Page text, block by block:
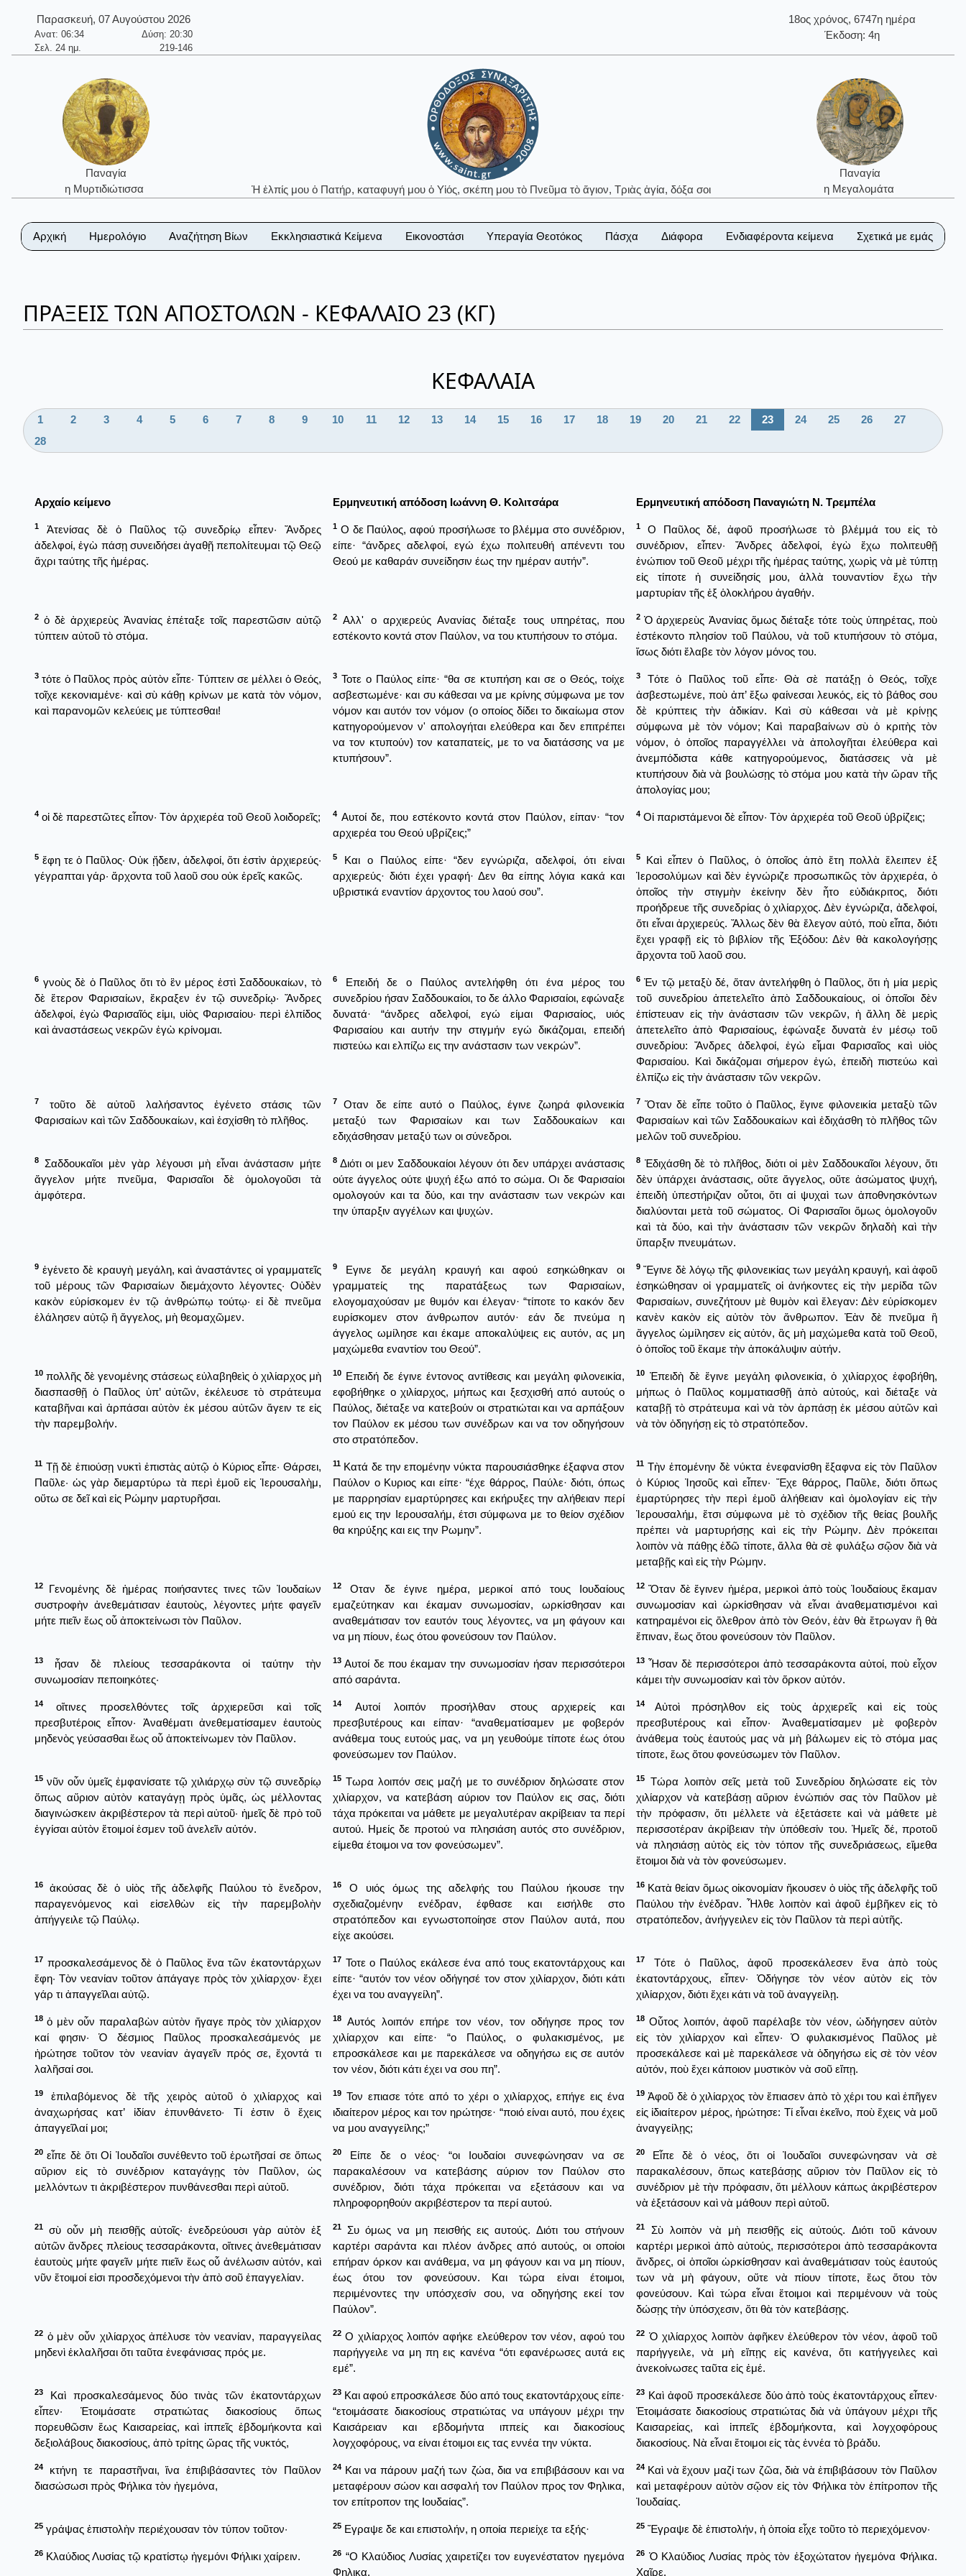
Παρασκευή, 07 Αυγούστου 2026
Ανατ: 06:34
Δύση: 20:30
Σελ. 24 ημ.
219-146
18ος χρόνος, 6747η ημέρα
Έκδοση: 4η
Παναγία
η Μυρτιδιώτισσα
Ἡ ἐλπίς μου ὁ Πατήρ, καταφυγή μου ὁ Υἱός, σκέπη μου τὸ Πνεῦμα τὸ ἅγιον, Τριὰς ἁγία, δόξα σοι
Παναγία
η Μεγαλομάτα
Αρχική Ημερολόγιο Αναζήτηση Βίων Εκκλησιαστικά Κείμενα Εικονοστάσι Υπεραγία Θεοτόκος Πάσχα Διάφορα Ενδιαφέροντα κείμενα Σχετικά με εμάς
ΠΡΑΞΕΙΣ ΤΩΝ ΑΠΟΣΤΟΛΩΝ - ΚΕΦΑΛΑΙΟ 23 (ΚΓ)
ΚΕΦΑΛΑΙΑ
1 2 3 4 5 6 7 8 9 10 11 12 13 14 15 16 17 18 19 20 21 22 23 24 25 26
27
28
Αρχαίο κείμενο Ερμηνευτική απόδοση Ιωάννη Θ. Κολιτσάρα Ερμηνευτική απόδοση Παναγιώτη Ν. Τρεμπέλα
1
Ἀτενίσας δὲ ὁ Παῦλος τῷ συνεδρίῳ εἶπεν· Ἄνδρες
ἀδελφοί, ἐγὼ πάσῃ συνειδήσει ἀγαθῇ πεπολίτευμαι τῷ Θεῷ
ἄχρι ταύτης τῆς ἡμέρας.
1 Ο δε Παύλος, αφού προσήλωσε το βλέμμα στο συνέδριον,
είπε· “άνδρες αδελφοί, εγώ έχω πολιτευθή απένεντι του
Θεού με καθαράν συνείδησιν έως την ημέραν αυτήν”.
1
Ο Παῦλος δέ, ἀφοῦ προσήλωσε τὸ βλέμμά του εἰς τὸ
συνέδριον, εἶπεν· Ἄνδρες ἀδελφοί, ἐγὼ ἔχω πολιτευθῇ
ἐνώπιον τοῦ Θεοῦ μέχρι τῆς ἡμέρας ταύτης, χωρὶς νὰ μὲ τύπτῃ
εἰς τίποτε ἡ συνείδησίς μου, ἀλλὰ τουναντίον ἔχω τὴν
μαρτυρίαν τῆς ἐξ ὁλοκλήρου ἀγαθήν.
2 ὁ δὲ ἀρχιερεὺς Ἀνανίας ἐπέταξε τοῖς παρεστῶσιν αὐτῷ
τύπτειν αὐτοῦ τὸ στόμα.
2
Αλλ' ο αρχιερεύς Ανανίας διέταξε τους υπηρέτας, που
εστέκοντο κοντά στον Παύλον, να του κτυπήσουν το στόμα.
2 Ὁ ἀρχιερεὺς Ἀνανίας ὅμως διέταξε τότε τοὺς ὑπηρέτας, ποὺ
ἐστέκοντο πλησίον τοῦ Παύλου, νὰ τοῦ κτυπήσουν τὸ στόμα,
ἴσως διότι ἔλαβε τὸν λόγον μόνος του.
3 τότε ὁ Παῦλος πρὸς αὐτὸν εἶπε· Τύπτειν σε μέλλει ὁ Θεός,
τοῖχε κεκονιαμένε· καὶ σὺ κάθῃ κρίνων με κατὰ τὸν νόμον,
καὶ παρανομῶν κελεύεις με τύπτεσθαι!
3 Τοτε ο Παύλος είπε· “θα σε κτυπήση και σε ο Θεός, τοίχε
ασβεστωμένε· και συ κάθεσαι να με κρίνης σύμφωνα με τον
νόμον και αυτόν τον νόμον (ο οποίος δίδει το δικαίωμα στον
κατηγορούμενον ν' απολογήται ελεύθερα και δεν επιτρέπει
να τον κτυπούν) τον καταπατείς, με το να διατάσσης να με
κτυπήσουν”.
3
Τότε ὁ Παῦλος τοῦ εἶπε· Θὰ σὲ πατάξῃ ὁ Θεός, τοῖχε
ἀσβεστωμένε, ποὺ ἀπ’ ἔξω φαίνεσαι λευκός, εἰς τὸ βάθος σου
δὲ κρύπτεις τὴν ἀδικίαν. Καὶ σὺ κάθεσαι νὰ μὲ κρίνῃς
σύμφωνα μὲ τὸν νόμον; Καὶ παραβαίνων σὺ ὁ κριτὴς τὸν
νόμον, ὁ ὁποῖος παραγγέλλει νὰ ἀπολογῆται ἐλεύθερα καὶ
ἀνεμπόδιστα κάθε κατηγορούμενος, διατάσσεις νὰ μὲ
κτυπήσουν διὰ νὰ βουλώσῃς τὸ στόμα μου κατὰ τὴν ὥραν τῆς
ἀπολογίας μου;
4 οἱ δὲ παρεστῶτες εἶπον· Τὸν ἀρχιερέα τοῦ Θεοῦ λοιδορεῖς; 4 Αυτοί δε, που εστέκοντο κοντά στον Παύλον, είπαν· “τον
αρχιερέα του Θεού υβρίζεις;”
4 Οἱ παριστάμενοι δὲ εἶπον· Τὸν ἀρχιερέα τοῦ Θεοῦ ὑβρίζεις;
5 ἔφη τε ὁ Παῦλος· Οὐκ ᾔδειν, ἀδελφοί, ὅτι ἐστὶν ἀρχιερεύς·
γέγραπται γάρ· ἄρχοντα τοῦ λαοῦ σου οὐκ ἐρεῖς κακῶς.
5
Και ο Παύλος είπε· “δεν εγνώριζα, αδελφοί, ότι είναι
αρχιερεύς· διότι έχει γραφή· Δεν θα είπης λόγια κακά και
υβριστικά εναντίον άρχοντος του λαού σου”.
5
Καὶ εἶπεν ὁ Παῦλος, ὁ ὁποῖος ἀπὸ ἔτη πολλὰ ἔλειπεν ἐξ
Ἱεροσολύμων καὶ δὲν ἐγνώριζε προσωπικῶς τὸν ἀρχιερέα, ὁ
ὁποῖος τὴν στιγμὴν ἐκείνην δὲν ἦτο εὐδιάκριτος, διότι
προήδρευε τῆς συνεδρίας ὁ χιλίαρχος. Δὲν ἐγνώριζα, ἀδελφοί,
ὅτι εἶναι ἀρχιερεύς. Ἄλλως δὲν θὰ ἔλεγον αὐτό, ποὺ εἶπα, διότι
ἔχει γραφῇ εἰς τὸ βιβλίον τῆς Ἐξόδου: Δὲν θὰ κακολογήσῃς
ἄρχοντα τοῦ λαοῦ σου.
6 γνοὺς δὲ ὁ Παῦλος ὅτι τὸ ἓν μέρος ἐστὶ Σαδδουκαίων, τὸ
δὲ ἕτερον Φαρισαίων, ἔκραξεν ἐν τῷ συνεδρίῳ· Ἄνδρες
ἀδελφοί, ἐγὼ Φαρισαῖός εἰμι, υἱὸς Φαρισαίου· περὶ ἐλπίδος
καὶ ἀναστάσεως νεκρῶν ἐγὼ κρίνομαι.
6
Επειδή δε ο Παύλος αντελήφθη ότι ένα μέρος του
συνεδρίου ήσαν Σαδδουκαίοι, το δε άλλο Φαρισαίοι, εφώναξε
δυνατά· “άνδρες αδελφοί, εγώ είμαι Φαρισαίος, υιός
Φαρισαίου και αυτήν την στιγμήν εγώ δικάζομαι, επειδή
πιστεύω και ελπίζω εις την ανάστασιν των νεκρών”.
6 Ἐν τῷ μεταξὺ δέ, ὅταν ἀντελήφθη ὁ Παῦλος, ὅτι ἡ μία μερὶς
τοῦ συνεδρίου ἀπετελεῖτο ἀπὸ Σαδδουκαίους, οἱ ὁποῖοι δὲν
ἐπίστευαν εἰς τὴν ἀνάστασιν τῶν νεκρῶν, ἡ ἄλλη δὲ μερὶς
ἀπετελεῖτο ἀπὸ Φαρισαίους, ἐφώναξε δυνατὰ ἐν μέσῳ τοῦ
συνεδρίου: Ἄνδρες ἀδελφοί, ἐγὼ εἶμαι Φαρισαῖος καὶ υἱὸς
Φαρισαίου. Καὶ δικάζομαι σήμερον ἐγώ, ἐπειδὴ πιστεύω καὶ
ἐλπίζω εἰς τὴν ἀνάστασιν τῶν νεκρῶν.
7
τοῦτο δὲ αὐτοῦ λαλήσαντος ἐγένετο στάσις τῶν
Φαρισαίων καὶ τῶν Σαδδουκαίων, καὶ ἐσχίσθη τὸ πλῆθος.
7
Οταν δε είπε αυτό ο Παύλος, έγινε ζωηρά φιλονεικία
μεταξύ των Φαρισαίων και των Σαδδουκαίων και
εδιχάσθησαν μεταξύ των οι σύνεδροι.
7 Ὅταν δὲ εἶπε τοῦτο ὁ Παῦλος, ἔγινε φιλονεικία μεταξὺ τῶν
Φαρισαίων καὶ τῶν Σαδδουκαίων καὶ ἐδιχάσθη τὸ πλῆθος τῶν
μελῶν τοῦ συνεδρίου.
8
Σαδδουκαῖοι μὲν γὰρ λέγουσι μὴ εἶναι ἀνάστασιν μήτε
ἄγγελον μήτε πνεῦμα, Φαρισαῖοι δὲ ὁμολογοῦσι τὰ
ἀμφότερα.
8 Διότι οι μεν Σαδδουκαίοι λέγουν ότι δεν υπάρχει ανάστασις
ούτε άγγελος ούτε ψυχή έξω από το σώμα. Οι δε Φαρισαίοι
ομολογούν και τα δύο, και την ανάστασιν των νεκρών και
την ύπαρξιν αγγέλων και ψυχών.
8 Ἐδιχάσθη δὲ τὸ πλῆθος, διότι οἱ μὲν Σαδδουκαῖοι λέγουν, ὅτι
δὲν ὑπάρχει ἀνάστασις, οὔτε ἄγγελος, οὔτε ἀσώματος ψυχή,
ἐπειδὴ ὑπεστήριζαν οὗτοι, ὅτι αἱ ψυχαὶ των ἀποθνησκόντων
διαλύονται μετὰ τοῦ σώματος. Οἱ Φαρισαῖοι ὅμως ὁμολογοῦν
καὶ τὰ δύο, καὶ τὴν ἀνάστασιν τῶν νεκρῶν δηλαδὴ καὶ τὴν
ὕπαρξιν πνευμάτων.
9 ἐγένετο δὲ κραυγὴ μεγάλη, καὶ ἀναστάντες οἱ γραμματεῖς
τοῦ μέρους τῶν Φαρισαίων διεμάχοντο λέγοντες· Οὐδὲν
κακὸν εὑρίσκομεν ἐν τῷ ἀνθρώπῳ τούτῳ· εἰ δὲ πνεῦμα
ἐλάλησεν αὐτῷ ἢ ἄγγελος, μὴ θεομαχῶμεν.
9
Εγινε δε μεγάλη κραυγή και αφού εσηκώθηκαν οι
γραμματείς της παρατάξεως των Φαρισαίων,
ελογομαχούσαν με θυμόν και έλεγαν· “τίποτε το κακόν δεν
ευρίσκομεν στον άνθρωπον αυτόν· εάν δε πνεύμα η
άγγελος ωμίλησε και έκαμε αποκαλύψεις εις αυτόν, ας μη
μαχώμεθα εναντίον του Θεού”.
9 Ἔγινε δὲ λόγῳ τῆς φιλονεικίας των μεγάλη κραυγή, καὶ ἀφοῦ
ἐσηκώθησαν οἱ γραμματεῖς οἱ ἀνήκοντες εἱς τὴν μερίδα τῶν
Φαρισαίων, συνεζήτουν μὲ θυμὸν καὶ ἔλεγαν: Δὲν εὑρίσκομεν
κανὲν κακὸν εἰς αὐτὸν τὸν ἄνθρωπον. Ἐὰν δὲ πνεῦμα ἢ
ἄγγελος ὡμίλησεν εἰς αὐτόν, ἂς μὴ μαχώμεθα κατὰ τοῦ Θεοῦ,
ὁ ὁποῖος τοῦ ἔκαμε τὴν ἀποκάλυψιν αὐτήν.
10 πολλῆς δὲ γενομένης στάσεως εὐλαβηθεὶς ὁ χιλίαρχος μὴ
διασπασθῇ ὁ Παῦλος ὑπ’ αὐτῶν, ἐκέλευσε τὸ στράτευμα
καταβῆναι καὶ ἁρπάσαι αὐτὸν ἐκ μέσου αὐτῶν ἄγειν τε εἰς
τὴν παρεμβολήν.
10 Επειδή δε έγινε έντονος αντίθεσις και μεγάλη φιλονεικία,
εφοβήθηκε ο χιλίαρχος, μήπως και ξεσχισθή από αυτούς ο
Παύλος, διέταξε να κατεβούν οι στρατιώται και να αρπάξουν
τον Παύλον εκ μέσου των συνέδρων και να τον οδηγήσουν
στο στρατόπεδον.
10 Ἐπειδὴ δὲ ἔγινε μεγάλη φιλονεικία, ὁ χιλίαρχος ἐφοβήθη,
μήπως ὁ Παῦλος κομματιασθῇ ἀπὸ αὐτούς, καὶ διέταξε νὰ
καταβῇ τὸ στράτευμα καὶ νὰ τὸν ἁρπάσῃ ἐκ μέσου αὐτῶν καὶ
νὰ τὸν ὁδηγήσῃ εἰς τὸ στρατόπεδον.
11 Τῇ δὲ ἐπιούσῃ νυκτὶ ἐπιστὰς αὐτῷ ὁ Κύριος εἶπε· Θάρσει,
Παῦλε· ὡς γὰρ διεμαρτύρω τὰ περὶ ἐμοῦ εἰς Ἱερουσαλὴμ,
οὕτω σε δεῖ καὶ εἰς Ρώμην μαρτυρῆσαι.
11 Κατά δε την επομένην νύκτα παρουσιάσθηκε έξαφνα στον
Παύλον ο Κυριος και είπε· “έχε θάρρος, Παύλε· διότι, όπως
με παρρησίαν εμαρτύρησες και εκήρυξες την αλήθειαν περί
εμού εις την Ιερουσαλήμ, έτσι σύμφωνα με το θείον σχέδιον
θα κηρύξης και εις την Ρωμην”.
11 Τὴν ἑπομένην δὲ νύκτα ἐνεφανίσθη ἔξαφνα εἰς τὸν Παῦλον
ὁ Κύριος Ἰησοῦς καὶ εἶπεν· Ἔχε θάρρος, Παῦλε, διότι ὅπως
ἑμαρτύρησες τὴν περὶ ἐμοῦ ἀλήθειαν καὶ ὁμολογίαν εἰς τὴν
Ἱερουσαλήμ, ἔτσι σύμφωνα μὲ τὸ σχέδιον τῆς θείας βουλῆς
πρέπει νὰ μαρτυρήσῃς καὶ εἰς τὴν Ρώμην. Δὲν πρόκειται
λοιπὸν νὰ πάθῃς ἐδῶ τίποτε, ἄλλα θὰ σὲ φυλάξω σῷον διὰ νὰ
μεταβῇς καὶ εἰς τὴν Ρώμην.
12
Γενομένης δὲ ἡμέρας ποιήσαντες τινες τῶν Ἰουδαίων
συστροφὴν ἀνεθεμάτισαν ἑαυτοὺς, λέγοντες μήτε φαγεῖν
μήτε πιεῖν ἕως οὗ ἀποκτείνωσι τὸν Παῦλον.
12
Οταν δε έγινε ημέρα, μερικοί από τους Ιουδαίους
εμαζεύτηκαν και έκαμαν συνωμοσίαν, ωρκίσθησαν και
αναθεμάτισαν τον εαυτόν τους λέγοντες, να μη φάγουν και
να μη πίουν, έως ότου φονεύσουν τον Παύλον.
12 Ὅταν δὲ ἔγινεν ἡμέρα, μερικοὶ ἀπὸ τοὺς Ἰουδαίους ἔκαμαν
συνωμοσίαν καὶ ὡρκίσθησαν νὰ εἶναι ἀναθεματισμένοι καὶ
κατηραμένοι εἰς ὅλεθρον ἀπὸ τὸν Θεόν, ἐὰν θὰ ἔτρωγαν ἢ θὰ
ἔπιναν, ἕως ὅτου φονεύσουν τὸν Παῦλον.
13
ἦσαν δὲ πλείους τεσσαράκοντα οἱ ταύτην τὴν
συνωμοσίαν πεποιηκότες·
13 Αυτοί δε που έκαμαν την συνωμοσίαν ήσαν περισσότεροι
από σαράντα.
13 Ἦσαν δὲ περισσότεροι ἀπὸ τεσσαράκοντα αὐτοί, ποὺ εἶχον
κάμει τὴν συνωμοσίαν καὶ τὸν ὅρκον αὐτόν.
14
οἵτινες προσελθόντες τοῖς ἀρχιερεῦσι καὶ τοῖς
πρεσβυτέροις εἶπον· Ἀναθέματι ἀνεθεματίσαμεν ἑαυτοὺς
μηδενὸς γεύσασθαι ἕως οὗ ἀποκτείνωμεν τὸν Παῦλον.
14
Αυτοί λοιπόν προσήλθαν στους αρχιερείς και
πρεσβυτέρους και είπαν· “αναθεματίσαμεν με φοβερόν
ανάθεμα τους ευτούς μας, να μη γευθούμε τίποτε έως ότου
φονεύσωμεν τον Παύλον.
14
Αὐτοὶ πρόσηλθον εἰς τοὺς ἀρχιερεῖς καὶ εἰς τοὺς
πρεσβυτέρους καὶ εἶπον· Ἀναθεματίσαμεν μὲ φοβερὸν
ἀνάθεμα τοὺς ἑαυτούς μας νὰ μὴ βάλωμεν εἰς τὸ στόμα μας
τίποτε, ἕως ὅτου φονεύσωμεν τὸν Παῦλον.
15 νῦν οὖν ὑμεῖς ἐμφανίσατε τῷ χιλιάρχῳ σὺν τῷ συνεδρίῳ
ὅπως αὔριον αὐτὸν καταγάγῃ πρὸς ὑμᾶς, ὡς μέλλοντας
διαγινώσκειν ἀκριβέστερον τὰ περὶ αὐτοῦ· ἡμεῖς δὲ πρὸ τοῦ
ἐγγίσαι αὐτὸν ἕτοιμοί ἐσμεν τοῦ ἀνελεῖν αὐτόν.
15 Τωρα λοιπόν σεις μαζή με το συνέδριον δηλώσατε στον
χιλίαρχον, να κατεβάση αύριον τον Παύλον εις σας, διότι
τάχα πρόκειται να μάθετε με μεγαλυτέραν ακρίβειαν τα περί
αυτού. Ημείς δε προτού να πλησιάση αυτός στο συνέδριον,
είμεθα έτοιμοι να τον φονεύσωμεν”.
15
Τώρα λοιπὸν σεῖς μετὰ τοῦ Συνεδρίου δηλώσατε εἰς τὸν
χιλίαρχον νὰ κατεβάσῃ αὕριον ἐνώπιόν σας τὸν Παῦλον μὲ
τὴν πρόφασιν, ὅτι μέλλετε νὰ ἐξετάσετε καὶ νὰ μάθετε μὲ
περισσοτέραν ἀκρίβειαν τὴν ὑπόθεσίν του. Ἡμεῖς δέ, προτοῦ
νὰ πλησιάσῃ αὐτὸς εἰς τὸν τόπον τῆς συνεδριάσεως, εἴμεθα
ἕτοιμοι διὰ νὰ τὸν φονεύσωμεν.
16
ἀκούσας δὲ ὁ υἱὸς τῆς ἀδελφῆς Παύλου τὸ ἔνεδρον,
παραγενόμενος καὶ εἰσελθὼν εἰς τὴν παρεμβολὴν
ἀπήγγειλε τῷ Παύλῳ.
16
Ο υιός όμως της αδελφής του Παύλου ήκουσε την
σχεδιαζομένην ενέδραν, έφθασε και εισήλθε στο
στρατόπεδον και εγνωστοποίησε στον Παύλον αυτά, που
είχε ακούσει.
16 Κατὰ θείαν ὅμως οἰκονομίαν ἤκουσεν ὁ υἱὸς τῆς ἀδελφῆς τοῦ
Παύλου τὴν ἐνέδραν. Ἦλθε λοιπὸν καὶ ἀφοῦ ἐμβῆκεν εἰς τὸ
στρατόπεδον, ἀνήγγειλεν εἰς τὸν Παῦλον τὰ περὶ αὐτῆς.
17 προσκαλεσάμενος δὲ ὁ Παῦλος ἕνα τῶν ἑκατοντάρχων
ἔφη· Τὸν νεανίαν τοῦτον ἀπάγαγε πρὸς τὸν χιλίαρχον· ἔχει
γάρ τι ἀπαγγεῖλαι αὐτῷ.
17 Τοτε ο Παύλος εκάλεσε ένα από τους εκατοντάρχους και
είπε· “αυτόν τον νέον οδήγησέ τον στον χιλίαρχον, διότι κάτι
έχει να του αναγγείλη”.
17
Τότε ὁ Παῦλος, ἀφοῦ προσεκάλεσεν ἕνα ἀπὸ τοὺς
ἑκατοντάρχους, εἶπεν· Ὁδήγησε τὸν νέον αὐτὸν εἰς τὸν
χιλίαρχον, διότι ἔχει κάτι νὰ τοῦ ἀναγγείλῃ.
18 ὁ μὲν οὖν παραλαβὼν αὐτὸν ἤγαγε πρὸς τὸν χιλίαρχον
καί φησιν· Ὁ δέσμιος Παῦλος προσκαλεσάμενός με
ἠρώτησε τοῦτον τὸν νεανίαν ἀγαγεῖν πρός σε, ἔχοντά τι
λαλῆσαί σοι.
18
Αυτός λοιπόν επήρε τον νέον, τον οδήγησε προς τον
χιλίαρχον και είπε· “ο Παύλος, ο φυλακισμένος, με
επροσκάλεσε και με παρεκάλεσε να οδηγήσω εις σε αυτόν
τον νέον, διότι κάτι έχει να σου πη”.
18 Οὗτος λοιπόν, ἀφοῦ παρέλαβε τὸν νέον, ὠδήγησεν αὐτὸν
εἰς τὸν χιλίαρχον καὶ εἶπεν· Ὁ φυλακισμένος Παῦλος μὲ
προσεκάλεσε καὶ μὲ παρεκάλεσε νὰ ὁδηγήσω εἰς σὲ τὸν νέον
αὐτόν, ποὺ ἔχει κάποιον μυστικὸν νὰ σοῦ εἴπῃ.
19
ἐπιλαβόμενος δὲ τῆς χειρὸς αὐτοῦ ὁ χιλίαρχος καὶ
ἀναχωρήσας κατ’ ἰδίαν ἐπυνθάνετο· Τί ἐστιν ὃ ἔχεις
ἀπαγγεῖλαί μοι;
19 Τον επιασε τότε από το χέρι ο χιλίαρχος, επήγε εις ένα
ιδιαίτερον μέρος και τον ηρώτησε· “ποιό είναι αυτό, που έχεις
να μου αναγγείλης;”
19 Ἀφοῦ δὲ ὁ χιλίαρχος τὸν ἔπιασεν ἀπὸ τὸ χέρι του καὶ ἐπῆγεν
εἰς ἰδιαίτερον μέρος, ἠρώτησε: Τί εἶναι ἐκεῖνο, ποὺ ἔχεις νὰ μοῦ
ἀναγγείλῃς;
20 εἶπε δὲ ὅτι Οἱ Ἰουδαῖοι συνέθεντο τοῦ ἐρωτῆσαί σε ὅπως
αὔριον εἰς τὸ συνέδριον καταγάγῃς τὸν Παῦλον, ὡς
μελλόντων τι ἀκριβέστερον πυνθάνεσθαι περὶ αὐτοῦ.
20
Είπε δε ο νέος· “οι Ιουδαίοι συνεφώνησαν να σε
παρακαλέσουν να κατεβάσης αύριον τον Παύλον στο
συνέδριον, διότι τάχα πρόκειται να εξετάσουν και να
πληροφορηθούν ακριβέστερον τα περί αυτού.
20
Εἶπε δὲ ὁ νέος, ὅτι οἱ Ἰουδαῖοι συνεφώνησαν νὰ σὲ
παρακαλέσουν, ὅπως κατεβάσῃς αὔριον τὸν Παῦλον εἰς τὸ
συνέδριον μὲ τὴν πρόφασιν, ὅτι μέλλουν κάπως ἀκριβέστερον
νὰ ἐξετάσουν καὶ νὰ μάθουν περὶ αὐτοῦ.
21
σὺ οὖν μὴ πεισθῇς αὐτοῖς· ἐνεδρεύουσι γὰρ αὐτὸν ἐξ
αὐτῶν ἄνδρες πλείους τεσσαράκοντα, οἵτινες ἀνεθεμάτισαν
ἑαυτοὺς μήτε φαγεῖν μήτε πιεῖν ἕως οὗ ἀνέλωσιν αὐτόν, καὶ
νῦν ἕτοιμοί εἰσι προσδεχόμενοι τὴν ἀπὸ σοῦ ἐπαγγελίαν.
21
Συ όμως να μη πεισθής εις αυτούς. Διότι του στήνουν
καρτέρι σαράντα και πλέον άνδρες από αυτούς, οι οποίοι
επήραν όρκον και ανάθεμα, να μη φάγουν και να μη πίουν,
έως ότου τον φονεύσουν. Και τώρα είναι έτοιμοι,
περιμένοντες την υπόσχεσίν σου, να οδηγήσης εκεί τον
Παύλον”.
21
Σὺ λοιπὸν νὰ μὴ πεισθῇς εἰς αὐτούς. Διότι τοῦ κάνουν
καρτέρι μερικοὶ ἀπὸ αὐτούς, περισσότεροι ἀπὸ τεσσαράκοντα
ἄνδρες, οἱ ὁποῖοι ὡρκίσθησαν καὶ ἀναθεμάτισαν τοὺς ἑαυτούς
των νὰ μὴ φάγουν, οὔτε νὰ πίουν τίποτε, ἕως ὅτου τὸν
φονεύσουν. Καὶ τώρα εἶναι ἕτοιμοι καὶ περιμένουν νὰ τοὺς
δώσῃς τὴν ὑπόσχεσιν, ὅτι θὰ τὸν κατεβάσῃς.
22 ὁ μὲν οὖν χιλίαρχος ἀπέλυσε τὸν νεανίαν, παραγγείλας
μηδενὶ ἐκλαλῆσαι ὅτι ταῦτα ἐνεφάνισας πρός με.
22 Ο χιλίαρχος λοιπόν αφήκε ελεύθερον τον νέον, αφού του
παρήγγειλε να μη πη εις κανένα “ότι εφανέρωσες αυτά εις
εμέ”.
22 Ὁ χιλίαρχος λοιπὸν ἀφῆκεν ἐλεύθερον τὸν νέον, ἀφοῦ τοῦ
παρήγγειλε, νὰ μὴ εἴπῃς εἰς κανένα, ὅτι κατήγγειλες καὶ
ἀνεκοίνωσες ταῦτα εἰς ἐμέ.
23
Καὶ προσκαλεσάμενος δύο τινὰς τῶν ἑκατοντάρχων
εἶπεν· Ἑτοιμάσατε στρατιώτας διακοσίους ὅπως
πορευθῶσιν ἕως Καισαρείας, καὶ ἱππεῖς ἑβδομήκοντα καὶ
δεξιολάβους διακοσίους, ἀπὸ τρίτης ὥρας τῆς νυκτός,
23 Και αφού επροσκάλεσε δύο από τους εκατοντάρχους είπε·
“ετοιμάσατε διακοσίους στρατιώτας να υπάγουν μέχρι την
Καισάρειαν και εβδομήντα ιππείς και διακοσίους
λογχοφόρους, να είναι έτοιμοι εις τας εννέα την νύκτα.
23 Καὶ ἀφοῦ προσεκάλεσε δύο ἀπὸ τοὺς ἑκατοντάρχους εἶπεν·
Ἐτοιμάσατε διακοσίους στρατιώτας διὰ νὰ ὑπάγουν μέχρι τῆς
Καισαρείας, καὶ ἱππεῖς ἑβδομήκοντα, καὶ λογχοφόρους
διακοσίους. Νὰ εἶναι ἕτοιμοι εἰς τὰς ἐννέα τὸ βράδυ.
24
κτήνη τε παραστῆναι, ἵνα ἐπιβιβάσαντες τὸν Παῦλον
διασώσωσι πρὸς Φήλικα τὸν ἡγεμόνα,
24 Και να πάρουν μαζή των ζώα, δια να επιβιβάσουν και να
μεταφέρουν σώον και ασφαλή τον Παύλον προς τον Φηλικα,
τον επίτροπον της Ιουδαίας”.
24 Καὶ νὰ ἔχουν μαζί των ζῶα, διὰ νὰ ἐπιβιβάσουν τὸν Παῦλον
καὶ μεταφέρουν αὐτὸν σῷον εἰς τὸν Φήλικα τὸν ἐπίτροπον τῆς
Ἰουδαίας.
25 γράψας ἐπιστολὴν περιέχουσαν τὸν τύπον τοῦτον· 25 Εγραψε δε και επιστολήν, η οποία περιείχε τα εξής· 25 Ἔγραψε δὲ ἐπιστολήν, ἡ ὁποία εἶχε τοῦτο τὸ περιεχόμενον·
26 Κλαύδιος Λυσίας τῷ κρατίστῳ ἡγεμόνι Φήλικι χαίρειν. 26 “Ο Κλαύδιος Λυσίας χαιρετίζει τον ευγενέστατον ηγεμόνα
Φηλικα.
26 Ὁ Κλαύδιος Λυσίας πρὸς τὸν ἐξοχώτατον ἡγεμόνα Φήλικα.
Χαῖρε.